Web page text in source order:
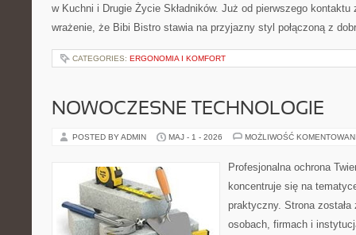
w Kuchni i Drugie Życie Składników. Już od pierwszego
wrażenie, że Bibi Bistro stawia na przyjazny styl połączoną z
CATEGORIES: ERGONOMIA I KOMFORT
NOWOCZESNE TECHNOLOGIE
POSTED BY ADMIN MAJ - 1 - 2026 MOŻLIWOŚĆ
Profesjonalna ochrona
koncentruje się na
praktyczny. Strona
osobach, firmach i